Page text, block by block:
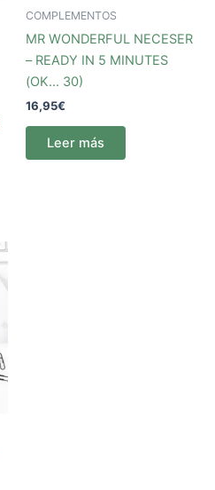
COMPLEMENTOS
MR WONDERFUL NECESER
– READY IN 5 MINUTES
(OK… 30)
16,95€
Leer más